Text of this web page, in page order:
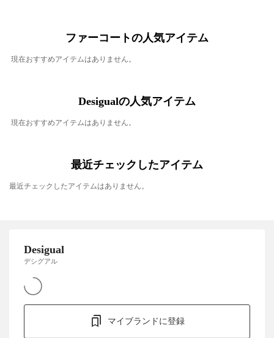
ファーコートの人気アイテム
現在おすすめアイテムはありません。
Desigualの人気アイテム
現在おすすめアイテムはありません。
最近チェックしたアイテム
最近チェックしたアイテムはありません。
Desigual
デシグアル
マイブランドに登録